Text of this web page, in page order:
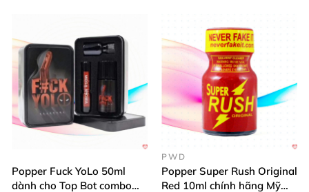
Popper Fuck YoLo 50ml
dành cho Top Bot combo
PWD
Popper Super Rush Original
Red 10ml chính hãng Mỹ